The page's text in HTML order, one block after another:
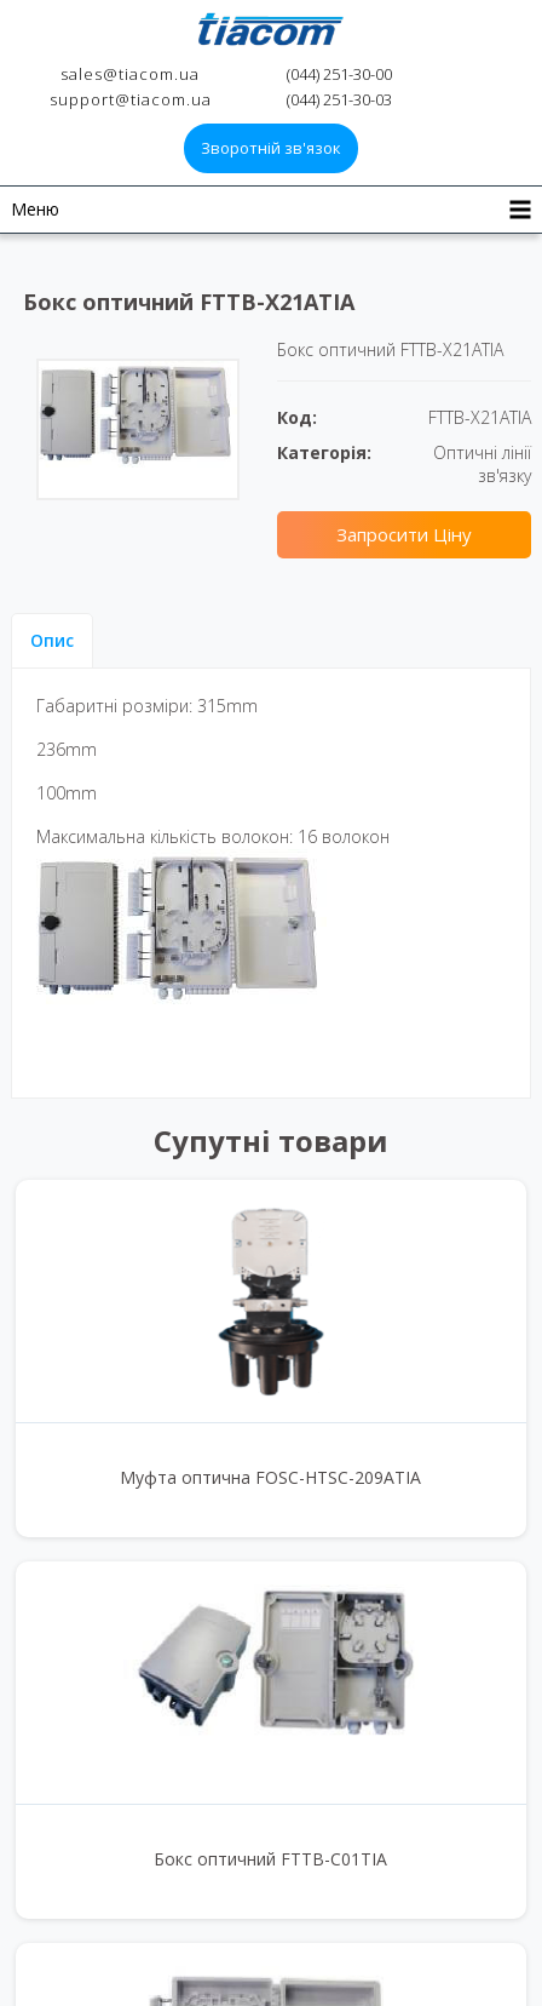
sales@tiacom.ua
support@tiacom.ua
(044) 251-30-00
(044) 251-30-03
Зворотній зв'язок
Меню
Бокс оптичний FTTB-X21ATIA
Бокс оптичний FTTB-X21ATIA
Код:
FTTB-X21ATIA
Категорія:
Оптичні лінії
зв'язку
Запросити Ціну
Опис
Габаритні розміри: 315mm
236mm
100mm
Максимальна кількість волокон: 16 волокон
Супутні товари
Муфта оптична FOSC-HTSC-209ATIA
Бокс оптичний FTTB-C01TIA